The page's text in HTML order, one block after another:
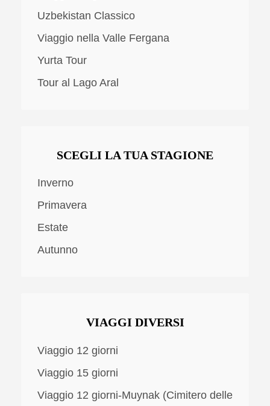
Uzbekistan Classico
Viaggio nella Valle Fergana
Yurta Tour
Tour al Lago Aral
SCEGLI LA TUA STAGIONE
Inverno
Primavera
Estate
Autunno
VIAGGI DIVERSI
Viaggio 12 giorni
Viaggio 15 giorni
Viaggio 12 giorni-Muynak (Cimitero delle